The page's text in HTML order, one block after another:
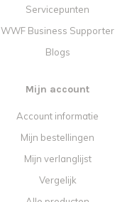
Servicepunten
WWF Business Supporter
Blogs
Mijn account
Account informatie
Mijn bestellingen
Mijn verlanglijst
Vergelijk